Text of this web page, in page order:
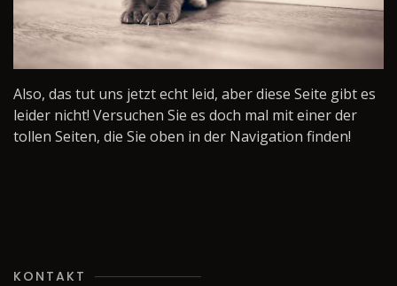
Also, das tut uns jetzt echt leid, aber diese Seite gibt es
leider nicht! Versuchen Sie es doch mal mit einer der
tollen Seiten, die Sie oben in der Navigation finden!
KONTAKT